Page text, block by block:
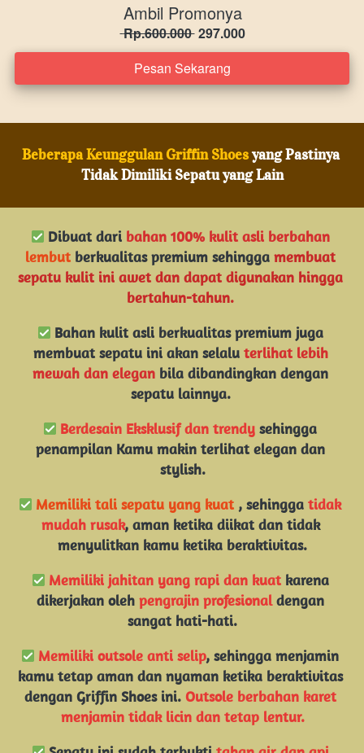
Ambil Promonya
Rp.600.000 297.000
`Pesan Sekarang
Beberapa Keunggulan Griffin Shoes yang Pastinya
Tidak Dimiliki Sepatu yang Lain
Dibuat dari
bahan 100% kulit asli berbahan
lembut berkualitas premium sehingga membuat
sepatu kulit ini awet dan dapat digunakan hingga
bertahun-tahun.
Bahan kulit asli berkualitas premium juga
membuat sepatu ini akan selalu terlihat lebih
mewah dan elegan bila dibandingkan dengan
sepatu lainnya.
Berdesain Eksklusif dan trendy sehingga
penampilan Kamu makin terlihat elegan dan
stylish.
Memiliki tali sepatu yang kuat , sehingga tidak
mudah rusak, aman ketika diikat dan tidak
menyulitkan kamu ketika beraktivitas.
Memiliki jahitan yang rapi dan kuat karena
dikerjakan oleh pengrajin profesional dengan
sangat hati-hati.
Memiliki outsole anti selip, sehingga menjamin
kamu tetap aman dan nyaman ketika beraktivitas
dengan Griffin Shoes ini. Outsole berbahan karet
menjamin tidak licin dan tetap lentur.